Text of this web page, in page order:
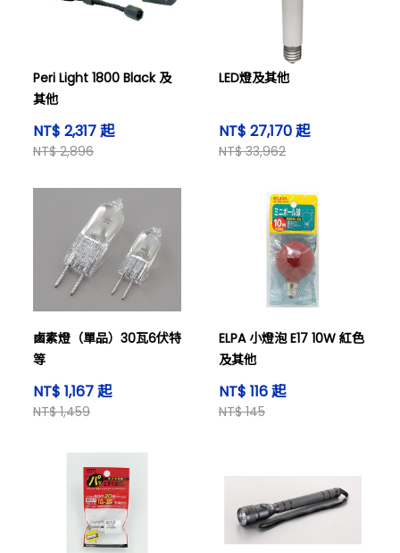
Peri Light 1800 Black 及
其他
NT$ 2,317 起
NT$ 2,896
LED燈及其他
NT$ 27,170 起
NT$ 33,962
鹵素燈（單品）30瓦6伏特
等
NT$ 1,167 起
NT$ 1,459
ELPA 小燈泡 E17 10W 紅色
及其他
NT$ 116 起
NT$ 145